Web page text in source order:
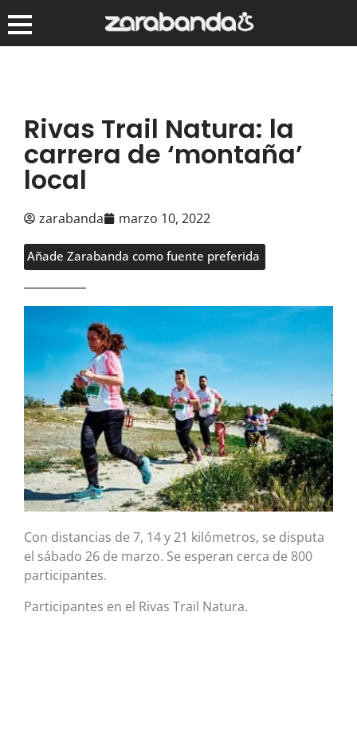
Rivas Trail Natura: la
carrera de ‘montaña’
local
zarabanda marzo 10, 2022
Añade Zarabanda como fuente preferida
Con distancias de 7, 14 y 21 kilómetros, se disputa
el sábado 26 de marzo. Se esperan cerca de 800
participantes.
Participantes en el Rivas Trail Natura.